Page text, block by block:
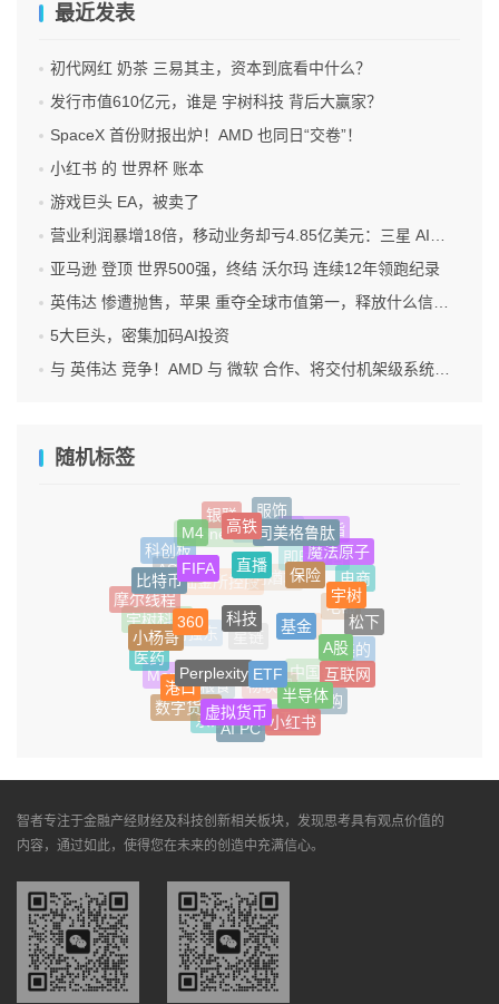
最近发表
初代网红 奶茶 三易其主，资本到底看中什么？
发行市值610亿元，谁是 宇树科技 背后大赢家？
SpaceX 首份财报出炉！AMD 也同日“交卷”！
小红书 的 世界杯 账本
游戏巨头 EA，被卖了
营业利润暴增18倍，移动业务却亏4.85亿美元：三星 AI红利的另一面
亚马逊 登顶 世界500强，终结 沃尔玛 连续12年领跑纪录
英伟达 惨遭抛售，苹果 重夺全球市值第一，释放什么信号？
5大巨头，密集加码AI投资
与 英伟达 竞争！AMD 与 微软 合作、将交付机架级系统Helios
随机标签
泡泡玛特
iPhone SE4
银联
服饰
智能戒指
即时零售
何煪君
陆金所控股
ASML
科创板
M4
高铁司美格鲁肽
魔法原子
电商
电器
美图
刘强东
宇树科技
摩尔线程
比特币
FIFA 直播
保险
宇树
松下
美的
中国银行
物联网
粮食
Manus
医药
小杨哥
360 科技
基金
A股
互联网
闪购
Tik Tok
京东金融
数字货币
港口
Perplexity ETF
半导体
小红书
AI PC
虚拟货币
智者专注于金融产经财经及科技创新相关板块，发现思考具有观点价值的
内容，通过如此，使得您在未来的创造中充满信心。